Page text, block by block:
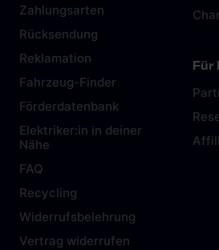
Zahlungsarten
Rücksendung
Reklamation
Fahrzeug-Finder
Förderdatenbank
Elektriker:in in deiner
Nähe
FAQ
Recycling
Widerrufsbelehrung
Vertrag widerrufen
Für